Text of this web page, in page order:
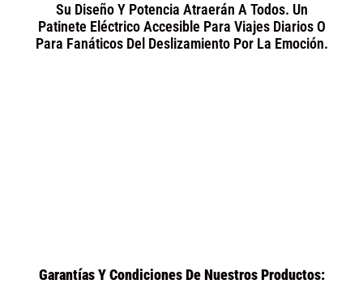
Su Diseño Y Potencia Atraerán A Todos. Un
Patinete Eléctrico Accesible Para Viajes Diarios O
Para Fanáticos Del Deslizamiento Por La Emoción.
Garantías Y Condiciones De Nuestros Productos: